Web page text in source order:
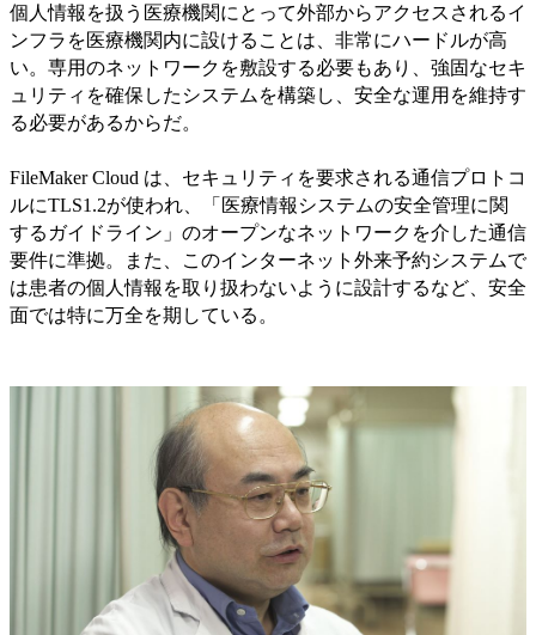
個人情報を扱う医療機関にとって外部からアクセスされるイ
ンフラを医療機関内に設けることは、非常にハードルが高
い。専用のネットワークを敷設する必要もあり、強固なセキ
ュリティを確保したシステムを構築し、安全な運用を維持す
る必要があるからだ。
FileMaker Cloud は、セキュリティを要求される通信プロトコ
ルにTLS1.2が使われ、「医療情報システムの安全管理に関
するガイドライン」のオープンなネットワークを介した通信
要件に準拠。また、このインターネット外来予約システムで
は患者の個人情報を取り扱わないように設計するなど、安全
面では特に万全を期している。